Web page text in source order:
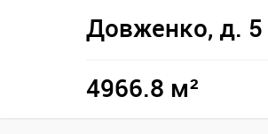
Довженко, д. 5
4966.8 м²